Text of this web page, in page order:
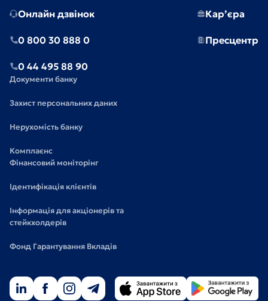
Онлайн дзвінок
0 800 30 888 0
0 44 495 88 90
Кар’єра
Пресцентр
Документи банку
Захист персональних даних
Нерухомість банку
Комплаєнс
Фінансовий моніторінг
Ідентифікація клієнтів
Інформація для акціонерів та
стейкхолдерів
Фонд Гарантування Вкладів